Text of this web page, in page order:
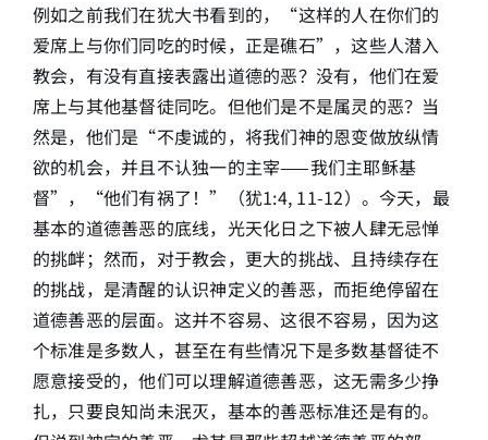
例如之前我们在犹大书看到的，“这样的人在你们的
爱席上与你们同吃的时候，正是礁石”，这些人潜入
教会，有没有直接表露出道德的恶？没有，他们在爱
席上与其他基督徒同吃。但他们是不是属灵的恶？当
然是，他们是“不虔诚的，将我们神的恩变做放纵情
欲的机会，并且不认独一的主宰——我们主耶稣基
督”，“他们有祸了！”（犹1:4, 11-12）。今天，最
基本的道德善恶的底线，光天化日之下被人肆无忌惮
的挑衅；然而，对于教会，更大的挑战、且持续存在
的挑战，是清醒的认识神定义的善恶，而拒绝停留在
道德善恶的层面。这并不容易、这很不容易，因为这
个标准是多数人，甚至在有些情况下是多数基督徒不
愿意接受的，他们可以理解道德善恶，这无需多少挣
扎，只要良知尚未泯灭，基本的善恶标准还是有的。